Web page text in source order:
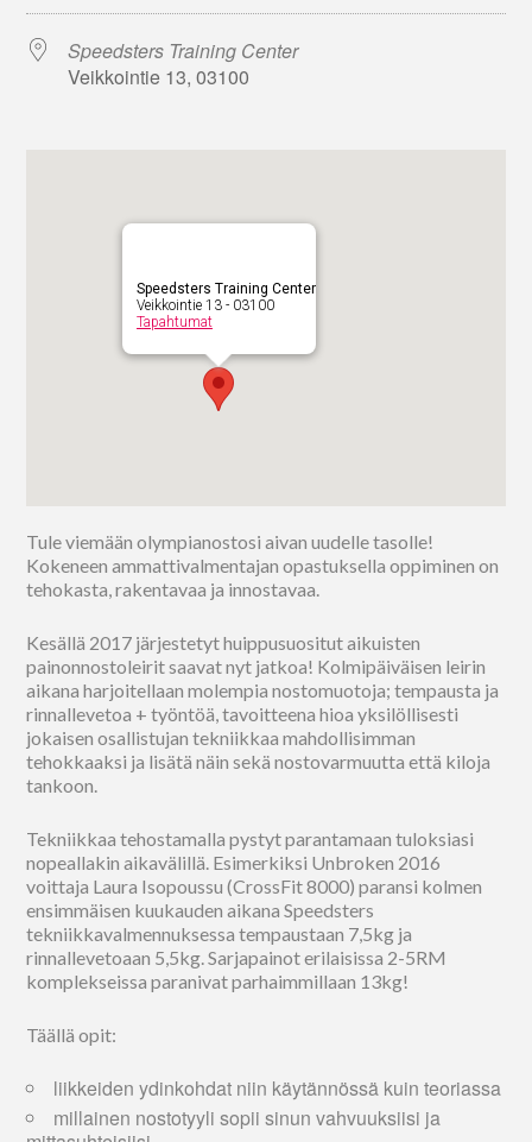
Speedsters Training Center
Veikkointie 13, 03100
Speedsters Training Center
Veikkointie 13 - 03100
Tapahtumat
Tule viemään olympianostosi aivan uudelle tasolle!
Kokeneen ammattivalmentajan opastuksella oppiminen on
tehokasta, rakentavaa ja innostavaa.
Kesällä 2017 järjestetyt huippusuositut aikuisten
painonnostoleirit saavat nyt jatkoa! Kolmipäiväisen leirin
aikana harjoitellaan molempia nostomuotoja; tempausta ja
rinnallevetoa + työntöä, tavoitteena hioa yksilöllisesti
jokaisen osallistujan tekniikkaa mahdollisimman
tehokkaaksi ja lisätä näin sekä nostovarmuutta että kiloja
tankoon.
Tekniikkaa tehostamalla pystyt parantamaan tuloksiasi
nopeallakin aikavälillä. Esimerkiksi Unbroken 2016
voittaja Laura Isopoussu (CrossFit 8000) paransi kolmen
ensimmäisen kuukauden aikana Speedsters
tekniikkavalmennuksessa tempaustaan 7,5kg ja
rinnallevetoaan 5,5kg. Sarjapainot erilaisissa 2-5RM
komplekseissa paranivat parhaimmillaan 13kg!
Täällä opit:
liikkeiden ydinkohdat niin käytännössä kuin teoriassa
millainen nostotyyli sopii sinun vahvuuksiisi ja